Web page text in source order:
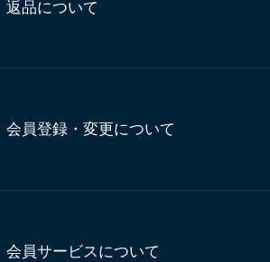
返品について
会員登録・変更について
会員サービスについて